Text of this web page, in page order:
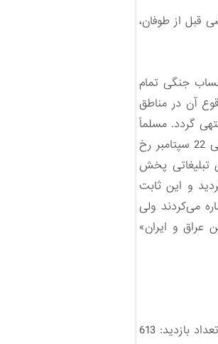
آرامشی قبل از طوفان،
جنگی تمام
آن در مناطق
گردد. مسلماً
پاسخ طبیعی زیر آتش قرار دادن شهر مرزی عراق هدف قرار گرفتن متقابل شهر مرزی ایران است. اصولاً حوادثی که در فاصله 4 الی 22 سپتامبر رخ
تبلیغاتی پخش
نظامی منتشر گردید و این ثابت
می‌کردند ولی
بین عراق و ایران»
تعداد بازدید: 613